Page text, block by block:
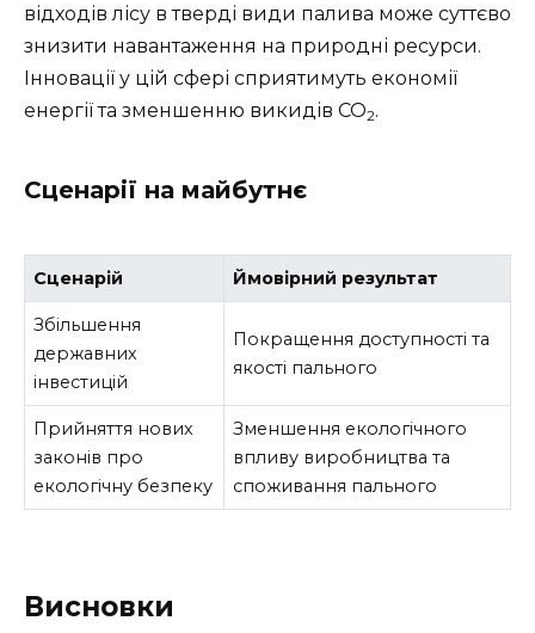
відходів лісу в тверді види палива може суттєво
знизити навантаження на природні ресурси.
Інновації у цій сфері сприятимуть економії
енергії та зменшенню викидів CO2.
Сценарії на майбутнє
Сценарій Ймовірний результат
Збільшення
державних
інвестицій
Покращення доступності та
якості пального
Прийняття нових
законів про
екологічну безпеку
Зменшення екологічного
впливу виробництва та
споживання пального
Висновки